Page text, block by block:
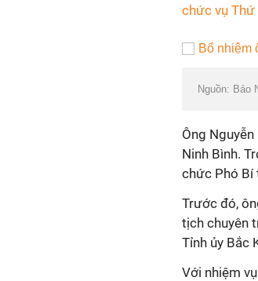
chức vụ
Nguồn: Báo
Ông
Ninh Bình.
chức Phó Bí
Trước đó,
tịch chuyên
Tỉnh ủy Bắc
Với nhiệm